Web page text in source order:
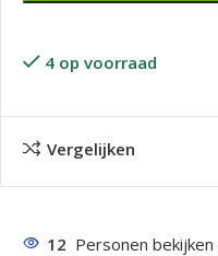
4 op voorraad
Vergelijken
12 Personen